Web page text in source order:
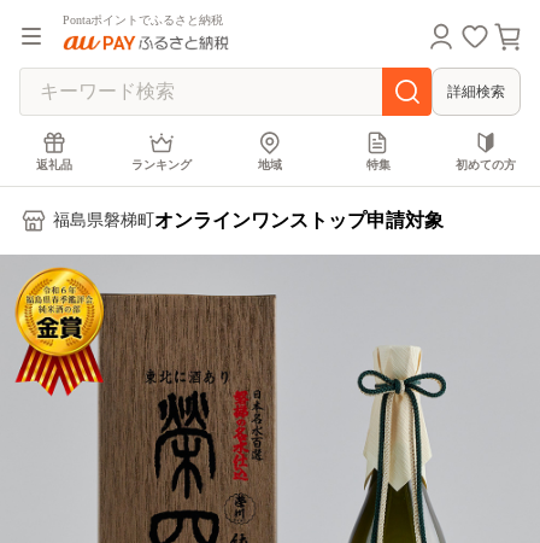
Pontaポイントでふるさと納税
詳細検索
返礼品 ランキング 地域 特集 初めての方
福島県磐梯町 オンラインワンストップ申請対象